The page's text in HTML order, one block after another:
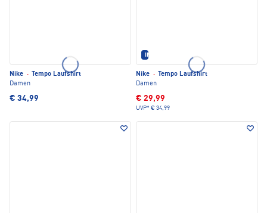
Nike ·
Tempo Laufshirt
Damen
€ 34,99
IM SET ERHÄLTLICH
Nike ·
Tempo Laufshirt
Damen
€ 29,99
UVP* € 34,99